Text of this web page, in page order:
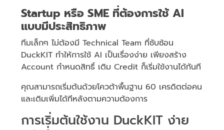
Startup หรือ SME ที่ต้องการใช้ AI
แบบมีประสิทธิภาพ
ทีมเล็กๆ ไม่ต้องมี Technical Team ที่ซับซ้อน
DuckKIT ทำให้การใช้ AI เป็นเรื่องง่าย เพียงสร้าง
Account กำหนดสิทธิ์ เติม Credit ก็เริ่มใช้งานได้ทันที
คุณสามารถเริ่มต้นด้วยโควต้าพื้นฐาน 60 เครดิตต่อคน
และเติมเพิ่มได้ทีหลังตามความต้องการ
การเริ่มต้นใช้งาน DuckKIT ง่าย